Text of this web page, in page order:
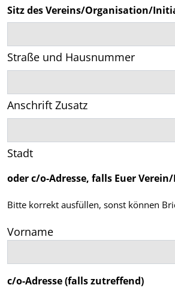
Sitz des Vereins/Organisation/
Straße und Hausnummer
Anschrift Zusatz
Stadt
oder c/o-Adresse, falls Euer
Bitte korrekt ausfüllen, sonst können
Vorname
c/o-Adresse (falls zutreffend)